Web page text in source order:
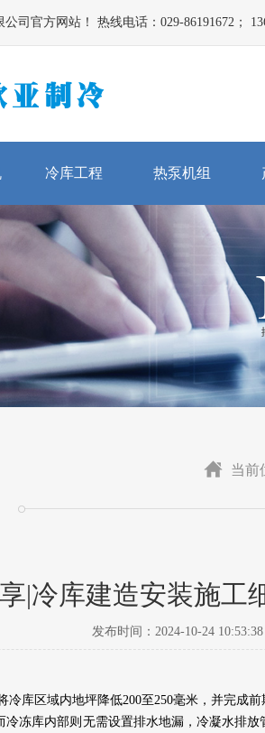
司官方网站！ 热线电话：029-86191672；
冷库工程 热泵机组
当前
|冷库建造安装施工
发布时间：2024-10-24 10:53:38
冷库区域内地坪降低200至250毫米，并完成
冻库内部则无需设置排水地漏，冷凝水排